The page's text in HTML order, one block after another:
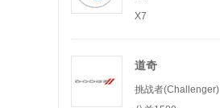
X7
道奇
挑战者(Challenger)